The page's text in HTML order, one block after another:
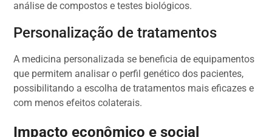
análise de compostos e testes biológicos.
Personalização de tratamentos
A medicina personalizada se beneficia de equipamentos
que permitem analisar o perfil genético dos pacientes,
possibilitando a escolha de tratamentos mais eficazes e
com menos efeitos colaterais.
Impacto econômico e social